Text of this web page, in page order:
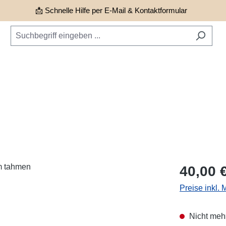
📩 Schnelle Hilfe per E-Mail & Kontaktformular
Regulärer
40,00
Preise inkl.
Nicht